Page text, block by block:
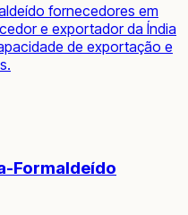
fornecedores em
e exportador da Índia
de exportação e
Formaldeído